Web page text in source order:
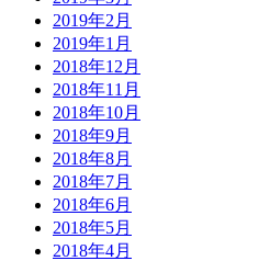
2019年2月
2019年1月
2018年12月
2018年11月
2018年10月
2018年9月
2018年8月
2018年7月
2018年6月
2018年5月
2018年4月